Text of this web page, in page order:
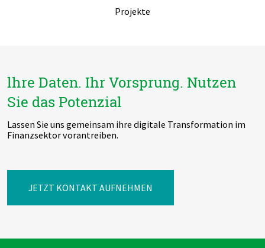
Projekte
lhre Daten. Ihr Vorsprung. Nutzen
Sie das Potenzial
Lassen Sie uns gemeinsam ihre digitale Transformation im
Finanzsektor vorantreiben.
JETZT KONTAKT AUFNEHMEN